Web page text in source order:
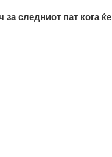
за следниот пат кога ќе